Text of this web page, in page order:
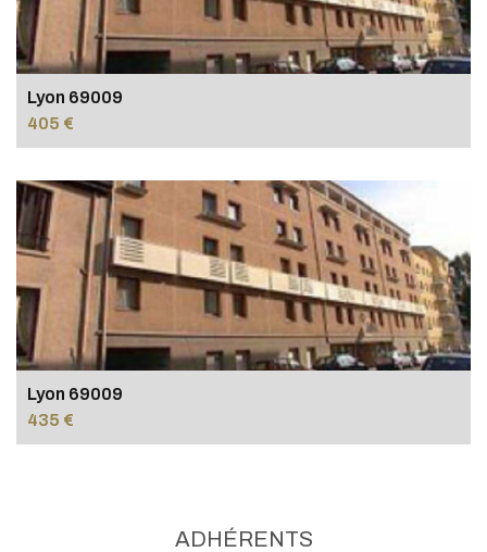
Lyon 69009
405 €
Lyon 69009
435 €
ADHÉRENTS